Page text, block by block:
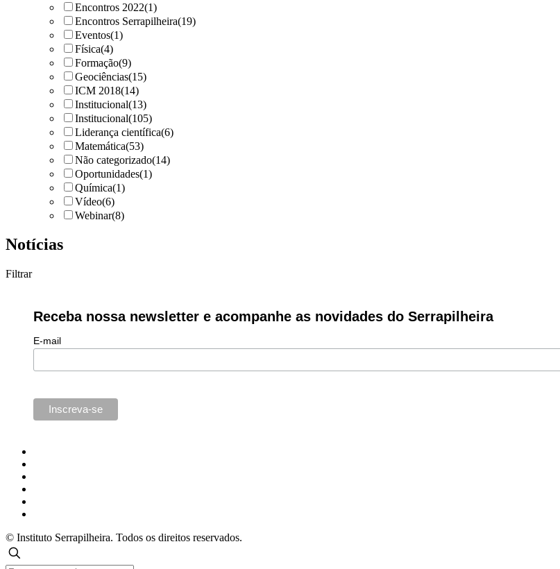
Encontros 2022(1)
Encontros Serrapilheira(19)
Eventos(1)
Física(4)
Formação(9)
Geociências(15)
ICM 2018(14)
Institucional(13)
Institucional(105)
Liderança científica(6)
Matemática(53)
Não categorizado(14)
Oportunidades(1)
Química(1)
Vídeo(6)
Webinar(8)
Notícias
Filtrar
Receba nossa newsletter e acompanhe as novidades do Serrapilheira
E-mail
© Instituto Serrapilheira. Todos os direitos reservados.